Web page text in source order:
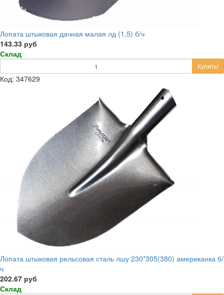
Лопата штыковая дачная малая лд (1,5) б/ч
143.33 руб
Склад
Купить!
Код: 347629
Лопата штыковая рельсовая сталь лшу 230*305(380) американка б/
ч
202.67 руб
Склад